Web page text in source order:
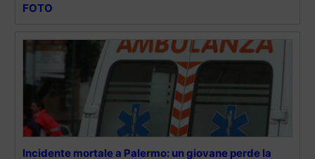
FOTO
Incidente mortale a Palermo: un giovane perde la